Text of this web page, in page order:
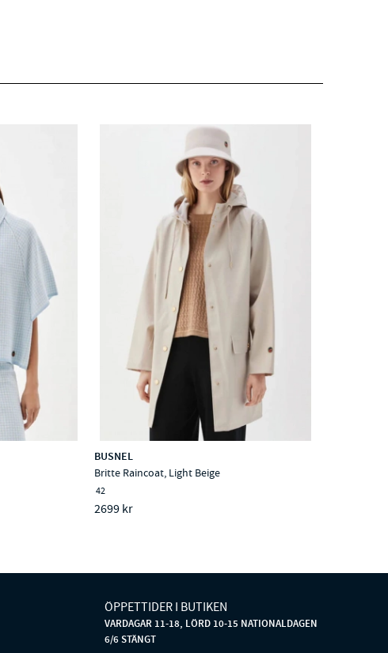
BUSNEL
Britte Raincoat, Light Beige
42
2699 kr
ÖPPETTIDER I BUTIKEN
VARDAGAR 11-18, LÖRD 10-15 NATIONALDAGEN
6/6 STÄNGT